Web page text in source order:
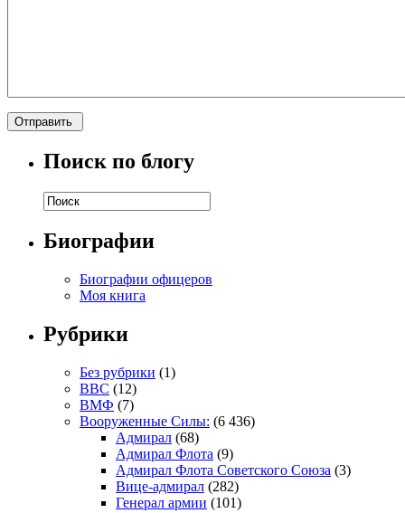
Поиск по блогу
Биографии
Биографии офицеров
Моя книга
Рубрики
Без рубрики (1)
ВВС (12)
ВМФ (7)
Вооруженные Силы: (6 436)
Адмирал (68)
Адмирал Флота (9)
Адмирал Флота Советского Союза (3)
Вице-адмирал (282)
Генерал армии (101)